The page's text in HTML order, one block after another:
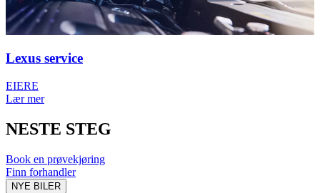
Lexus service
EIERE
Lær mer
NESTE STEG
Book en prøvekjøring
Finn forhandler
NYE BILER